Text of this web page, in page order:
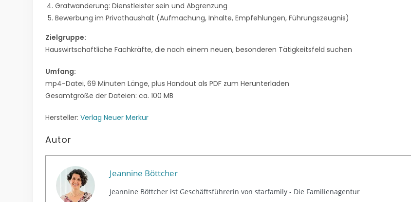
Gratwanderung: Dienstleister sein und Abgrenzung
Bewerbung im Privathaushalt (Aufmachung, Inhalte, Empfehlungen, Führungszeugnis)
Zielgruppe:
Hauswirtschaftliche Fachkräfte, die nach einem neuen, besonderen Tätigkeitsfeld suchen
Umfang:
mp4-Datei, 69 Minuten Länge, plus Handout als PDF zum Herunterladen
Gesamtgröße der Dateien: ca. 100 MB
Hersteller:Verlag Neuer Merkur
Autor
Jeannine Böttcher
Jeannine Böttcher ist Geschäftsführerin von starfamily - Die Familienagentur